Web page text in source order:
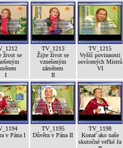
život se
I
TV_1213
Žijte život se
vznešeným
záměrem
II
TV_1215
Vyšší povinnosti
osvícených Mistrů
VI
v Pána I
TV_1195
Důvěra v Pána II
TV_1198
Konať ako naše
skutočné veľké Ja